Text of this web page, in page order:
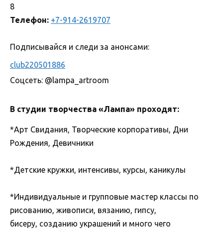
8
Телефон: +7-914-2619707
Подписывайся и следи за анонсами:
club220501886
Соцсеть: @lampa_artroom
В студии творчества «Лампа» проходят:
*Арт Свидания, Творческие корпоративы, Дни
Рождения, Девичники
*Детские кружки, интенсивы, курсы, каникулы
*Индивидуальные и групповые мастер классы по
рисованию, живописи, вязанию, гипсу,
бисеру, созданию украшений и много чего